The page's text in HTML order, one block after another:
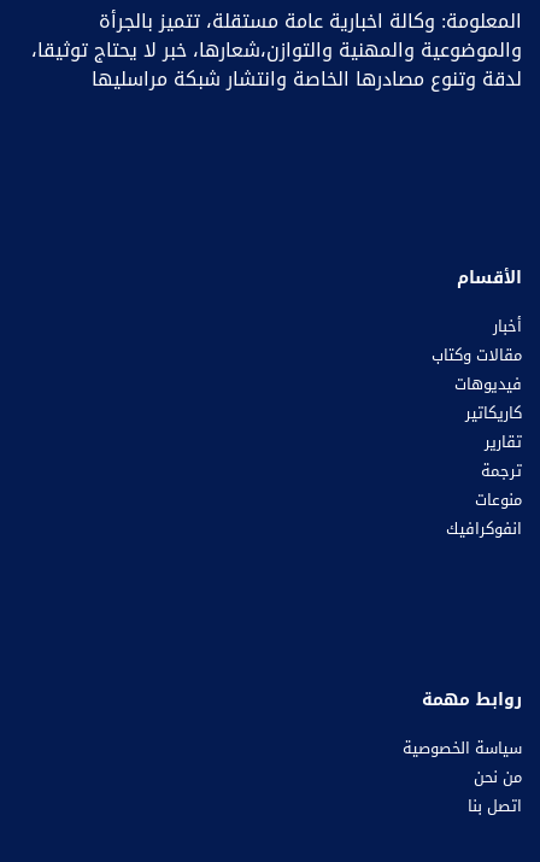
المعلومة: وكالة اخبارية عامة مستقلة، تتميز بالجرأة
والموضوعية والمهنية والتوازن،شعارها، خبر ﻻ يحتاج توثيقا،
لدقة وتنوع مصادرها الخاصة وانتشار شبكة مراسليها
الأقسام
أخبار
مقالات وكتاب
فيديوهات
كاريكاتير
تقارير
ترجمة
منوعات
انفوكرافيك
روابط مهمة
سياسة الخصوصية
من نحن
اتصل بنا